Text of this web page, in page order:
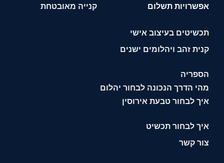
אפשרויות תשלום
קנייה מאובטחת
תכשיטים בעיצוב אישי
קנית זהב ויהלומים ישנים
הספריה
מהי הדרך הנכונה לבחור יהלום
איך לבחור טבעת אירוסין
איך לבחור תכשיט
צור קשר